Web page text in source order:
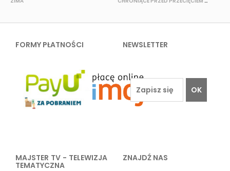
FORMY PŁATNOŚCI NEWSLETTER
OK
MAJSTER TV - TELEWIZJA
TEMATYCZNA
ZNAJDŹ NAS